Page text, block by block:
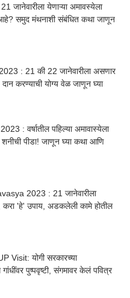
येणाऱ्या अमावस्येला
आहे? समुद मंथनाशी संबंधित कथा जाणून
: 21 की 22 जानेवारीला असणार
करण्याची योग्य वेळ जाणून घ्या
: वर्षातील पहिल्या अमावास्येला
पीडा! जाणून घ्या कथा आणि
2023 : 21 जानेवारीला
करा 'हे' उपाय, अडकलेली कामे होतील
Visit: योगी सरकारच्या
पुष्पवृष्टी, संगमावर केलं पवित्र